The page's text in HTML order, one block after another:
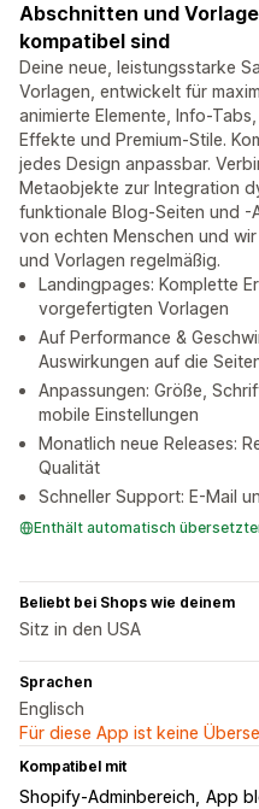
Abschnitten und
kompatibel sind
Deine neue, leistungsstarke
Vorlagen, entwickelt für
animierte Elemente, Info-
Effekte und Premium-Stile.
jedes Design anpassbar.
Metaobjekte zur Integration
funktionale Blog-Seiten und
von echten Menschen und
und Vorlagen regelmäßig.
Landingpages: Komplette
vorgefertigten Vorlagen
Auf Performance &
Auswirkungen auf die
Anpassungen: Größe,
mobile Einstellungen
Monatlich neue Releases:
Qualität
Schneller Support: E-Mail
Enthält automatisch
Beliebt bei Shops wie deinem
Sitz in den USA
Sprachen
Englisch
Für diese App ist keine
Kompatibel mit
Shopify-Adminbereich App